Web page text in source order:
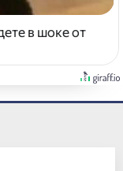
в шоке от